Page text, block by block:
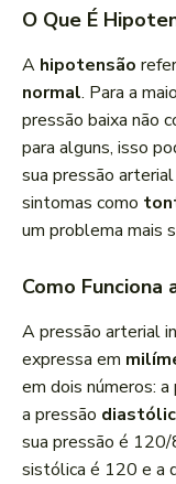
O Que É
A hipotensão
normal. Para a
pressão baixa não
para alguns, isso
sua pressão
sintomas como
um problema mais
Como
A pressão arterial
expressa em
em dois números: a
a pressão
sua pressão é 120/
sistólica é 120 e a